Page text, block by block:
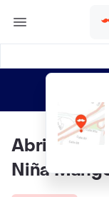
Abrigo
Niña